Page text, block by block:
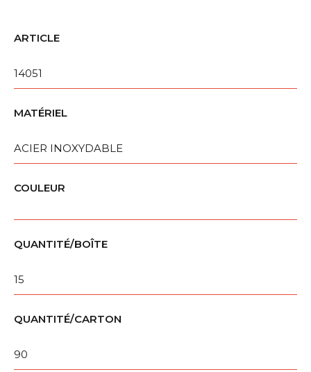
ARTICLE
14051
MATÉRIEL
ACIER INOXYDABLE
COULEUR
QUANTITÉ/BOÎTE
15
QUANTITÉ/CARTON
90